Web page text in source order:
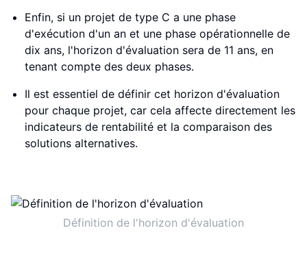
Enfin, si un projet de type C a une phase
d'exécution d'un an et une phase opérationnelle de
dix ans, l'horizon d'évaluation sera de 11 ans, en
tenant compte des deux phases.
Il est essentiel de définir cet horizon d'évaluation
pour chaque projet, car cela affecte directement les
indicateurs de rentabilité et la comparaison des
solutions alternatives.
Définition de l'horizon d'évaluation